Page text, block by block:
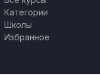
Категории
Школы
Избранное